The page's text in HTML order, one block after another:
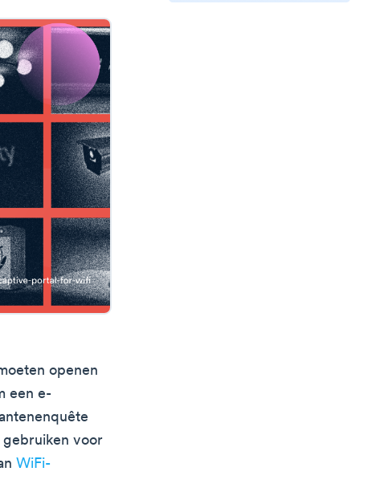
openen
een e-
gebruiken voor
WiFi-